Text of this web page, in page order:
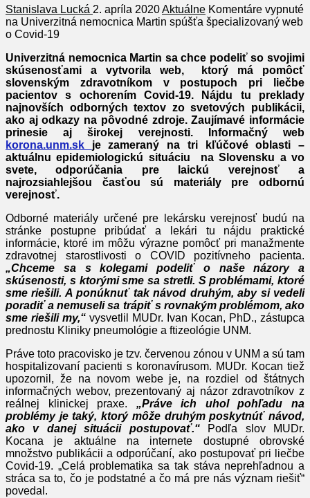
Stanislava Lucká 2. apríla 2020Aktuálne Komentáre vypnuté
na Univerzitná nemocnica Martin spúšťa špecializovaný web
o Covid-19
Univerzitná nemocnica Martin sa chce podeliť so svojimi
skúsenosťami a vytvorila web, ktorý má pomôcť
slovenským zdravotníkom v postupoch pri liečbe
pacientov s ochorením Covid-19. Nájdu tu preklady
najnovších odborných textov zo svetových publikácii,
ako aj odkazy na pôvodné zdroje. Zaujímavé informácie
prinesie aj širokej verejnosti. Informačný web
korona.unm.sk je zameraný na tri kľúčové oblasti –
aktuálnu epidemiologickú situáciu na Slovensku a vo
svete, odporúčania pre laickú verejnosť a
najrozsiahlejšou časťou sú materiály pre odbornú
verejnosť.
Odborné materiály určené pre lekársku verejnosť budú na
stránke postupne pribúdať a lekári tu nájdu praktické
informácie, ktoré im môžu výrazne pomôcť pri manažmente
zdravotnej starostlivosti o COVID pozitívneho pacienta.
„Chceme sa s kolegami podeliť o naše názory a
skúsenosti, s ktorými sme sa stretli. S problémami, ktoré
sme riešili. A ponúknuť tak návod druhým, aby si vedeli
poradiť a nemuseli sa trápiť s rovnakým problémom, ako
sme riešili my,“ vysvetlil MUDr. Ivan Kocan, PhD., zástupca
prednostu Kliniky pneumológie a ftizeológie UNM.
Práve toto pracovisko je tzv. červenou zónou v UNM a sú tam
hospitalizovaní pacienti s koronavírusom. MUDr. Kocan tiež
upozornil, že na novom webe je, na rozdiel od štátnych
informačných webov, prezentovaný aj názor zdravotníkov z
reálnej klinickej praxe. „Práve ich uhol pohľadu na
problémy je taký, ktorý môže druhým poskytnúť návod,
ako v danej situácii postupovať.“
Podľa slov MUDr.
Kocana je aktuálne na internete dostupné obrovské
množstvo publikácii a odporúčaní, ako postupovať pri liečbe
Covid-19. „Celá problematika sa tak stáva neprehľadnou a
stráca sa to, čo je podstatné a čo má pre nás význam riešiť“
povedal.